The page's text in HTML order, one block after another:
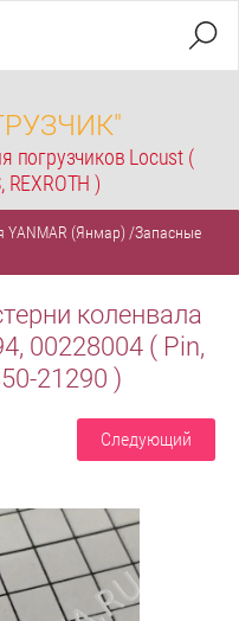
погрузчиков Locust (
REXROTH )
YANMAR (Янмар) /Запасные
коленвала
00228004 ( Pin,
21290 )
Следующий